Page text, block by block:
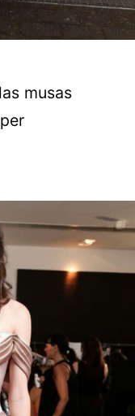
musas